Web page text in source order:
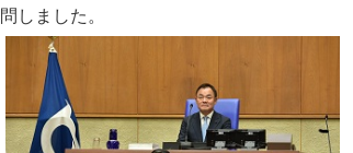
問しました。